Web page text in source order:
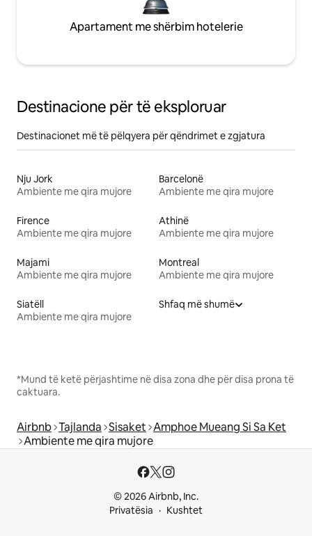
Apartament me shërbim hotelerie
Destinacione për të eksploruar
Destinacionet më të pëlqyera për qëndrimet e zgjatura
Nju Jork
Ambiente me qira mujore
Barcelonë
Ambiente me qira mujore
Firence
Ambiente me qira mujore
Athinë
Ambiente me qira mujore
Majami
Ambiente me qira mujore
Montreal
Ambiente me qira mujore
Siatëll
Ambiente me qira mujore
Shfaq më shumë
*Mund të ketë përjashtime në disa zona dhe për disa prona të
caktuara.
Airbnb Tajlanda Sisaket Amphoe Mueang Si Sa Ket
Ambiente me qira mujore
© 2026 Airbnb, Inc.
Privatësia
Kushtet